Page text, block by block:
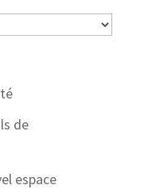
de
espace